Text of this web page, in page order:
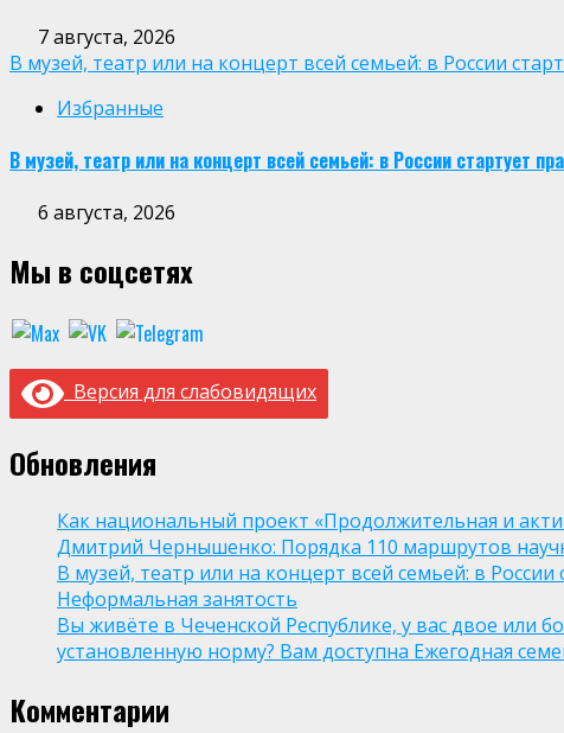
7 августа, 2026
В музей, театр или на концерт всей семьей: в России
Избранные
В музей, театр или на концерт всей семьей: в России стартует
6 августа, 2026
Мы в соцсетях
Версия для слабовидящих
Обновления
Как национальный проект «Продолжительная и
Дмитрий Чернышенко: Порядка 110 маршрутов
В музей, театр или на концерт всей семьей: в
Неформальная занятость
Вы живёте в Чеченской Республике, у вас двое или
установленную норму? Вам доступна Ежегодная
Комментарии